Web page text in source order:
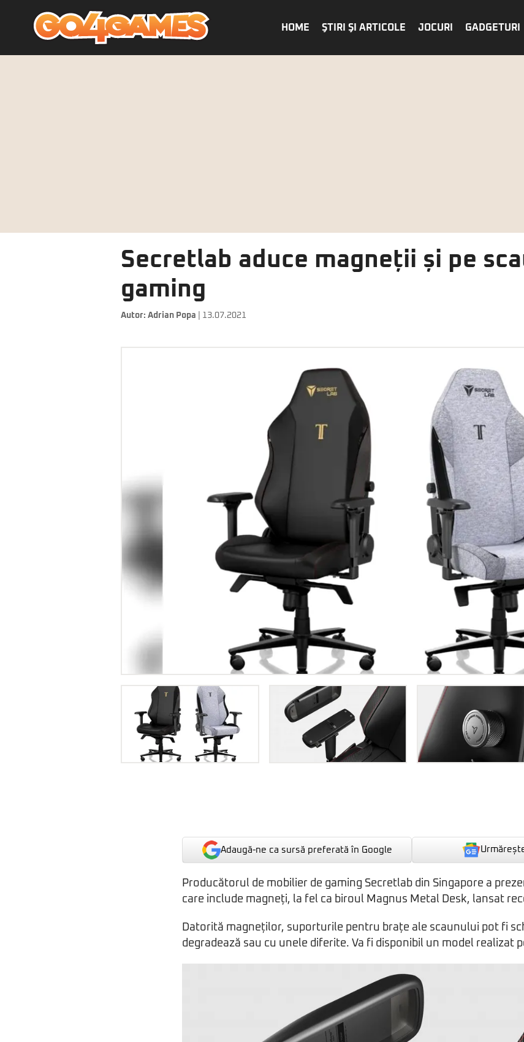
HOME ŞTIRI ŞI ARTICOLE JOCURI GADGETURI
Secretlab aduce magneții și pe
gaming
Autor: Adrian Popa | 13.07.2021
Adaugă-ne ca sursă preferată în Google
Producătorul de mobilier de gaming Secretlab din Singapore a
care include magneți, la fel ca biroul Magnus Metal Desk, lansat
Datorită magneților, suporturile pentru brațe ale scaunului pot fi
degradează sau cu unele diferite. Va fi disponibil un model realizat